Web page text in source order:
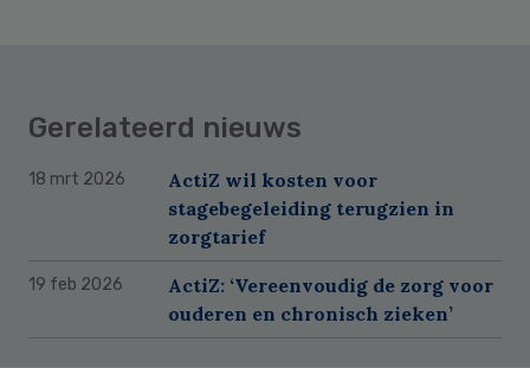
Gerelateerd nieuws
18 mrt 2026
ActiZ wil kosten voor
stagebegeleiding terugzien in
zorgtarief
19 feb 2026
ActiZ: ‘Vereenvoudig de zorg voor
ouderen en chronisch zieken’